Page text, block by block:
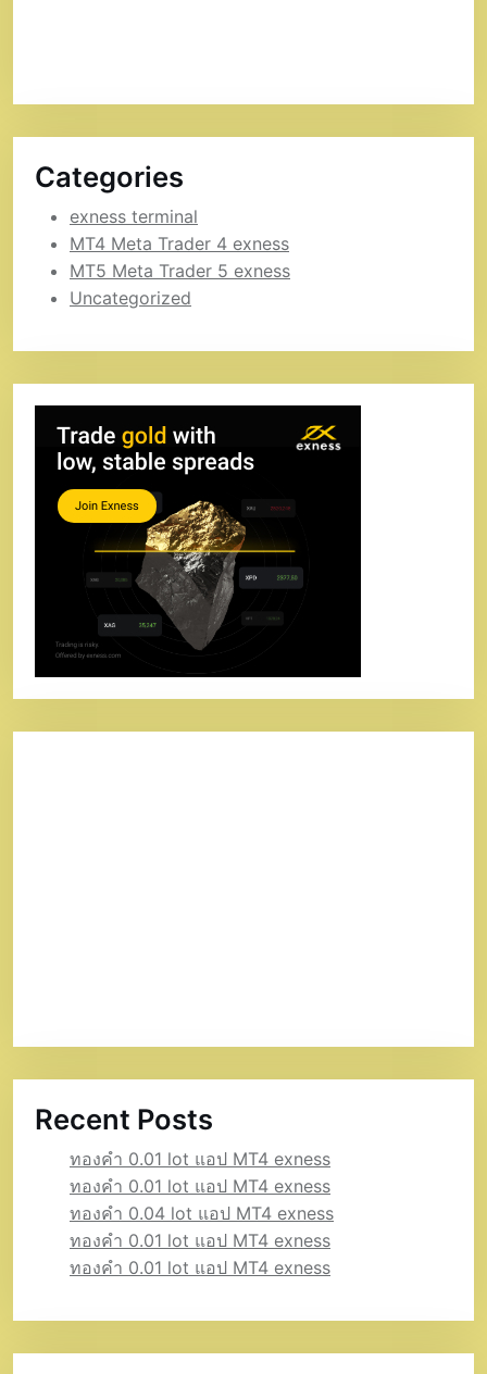
Categories
exness terminal
MT4 Meta Trader 4 exness
MT5 Meta Trader 5 exness
Uncategorized
Recent Posts
ทองคำ 0.01 lot แอป MT4 exness
ทองคำ 0.01 lot แอป MT4 exness
ทองคำ 0.04 lot แอป MT4 exness
ทองคำ 0.01 lot แอป MT4 exness
ทองคำ 0.01 lot แอป MT4 exness